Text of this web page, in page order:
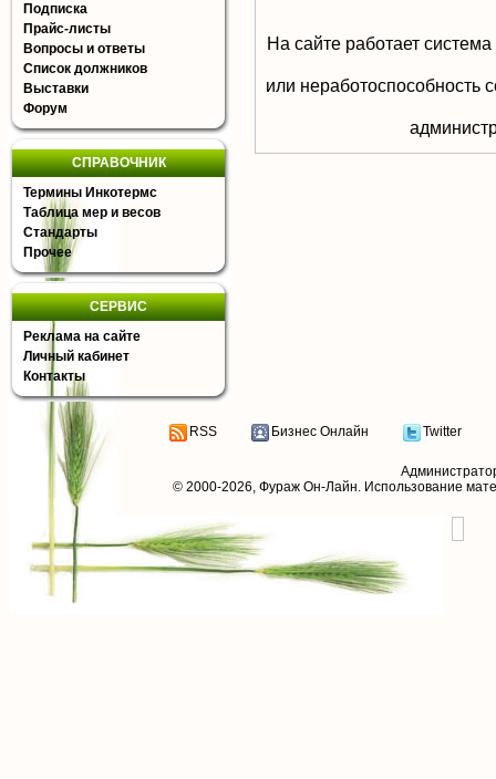
Подписка
Прайс-листы
Вопросы и ответы
Список должников
Выставки
Форум
СПРАВОЧНИК
Термины Инкотермс
Таблица мер и весов
Стандарты
Прочее
СЕРВИС
Реклама на сайте
Личный кабинет
Контакты
На сайте работает
или неработоспособность
RSS Бизнес Онлайн Twitter
© 2000-2026, Фураж Он-Лайн. Использование